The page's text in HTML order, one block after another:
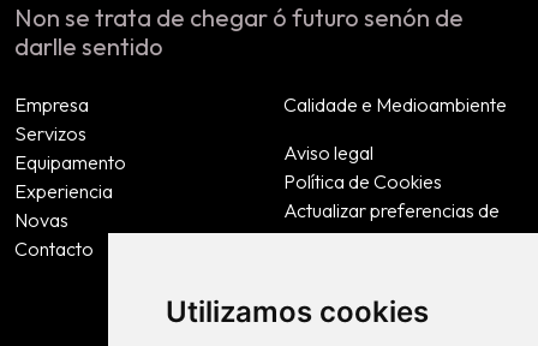
Utilizamos cookies
Non se trata de chegar ó futuro senón de
darlle sentido
Empresa
Servizos
Equipamento
Experiencia
Novas
Contacto
Calidade e Medioambiente
Aviso legal
Política de Cookies
Actualizar preferencias de
cookies
Accesibilidade